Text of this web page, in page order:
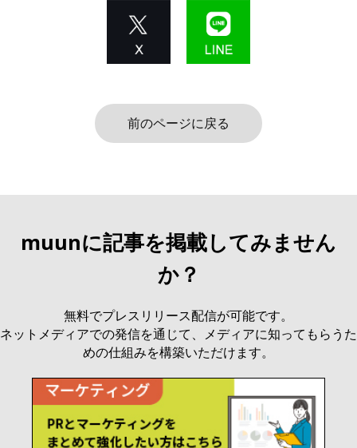
前のページに戻る
muunに記事を掲載してみません
か？
無料でプレスリリース配信が可能です。
ネットメディアでの発信を通じて、メディアに知ってもらうた
めの仕組みを構築いただけます。